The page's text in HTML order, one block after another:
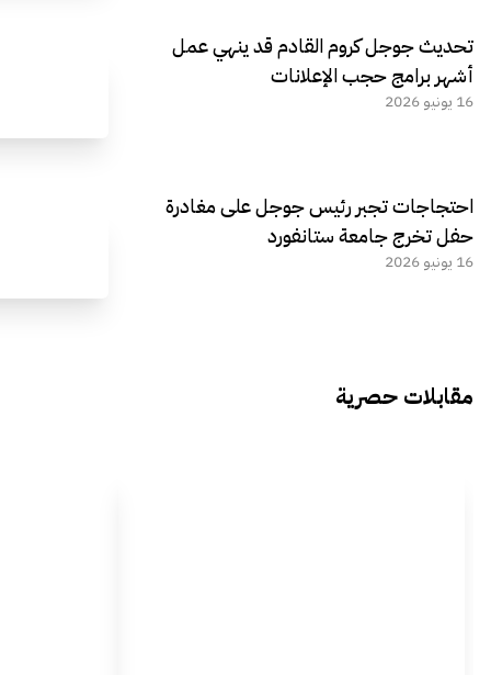
تحديث جوجل كروم القادم قد ينهي عمل
أشهر برامج حجب الإعلانات
16 يونيو 2026
احتجاجات تجبر رئيس جوجل على مغادرة
حفل تخرج جامعة ستانفورد
16 يونيو 2026
مقابلات حصرية